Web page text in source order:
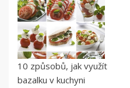
10 způsobů, jak využít
bazalku v kuchyni